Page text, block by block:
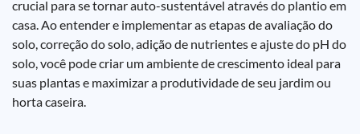
crucial para se tornar auto-sustentável através do plantio em
casa. Ao entender e implementar as etapas de avaliação do
solo, correção do solo, adição de nutrientes e ajuste do pH do
solo, você pode criar um ambiente de crescimento ideal para
suas plantas e maximizar a produtividade de seu jardim ou
horta caseira.